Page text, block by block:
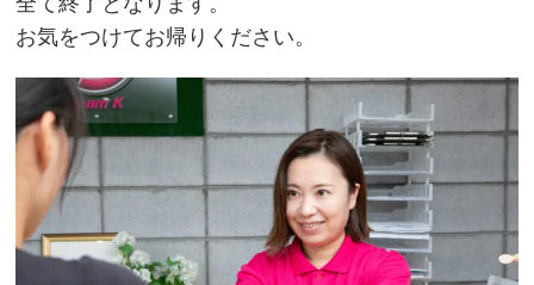
お気をつけてお帰りください。